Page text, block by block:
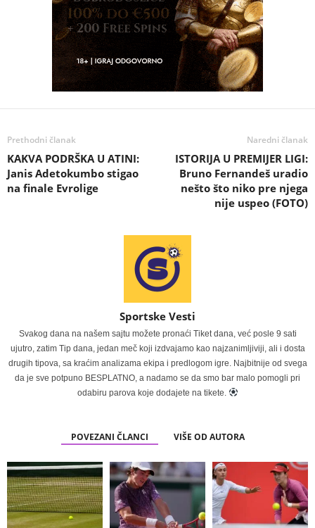
Prethodni članak
KAKVA PODRŠKA U ATINI:
Janis Adetokumbo stigao
na finale Evrolige
Naredni članak
ISTORIJA U PREMIJER LIGI:
Bruno Fernandeš uradio
nešto što niko pre njega
nije uspeo (FOTO)
Sportske Vesti
Svakog dana na našem sajtu možete pronaći Tiket dana, već posle 9 sati
ujutro, zatim Tip dana, jedan meč koji izdvajamo kao najzanimljiviji, ali i dosta
drugih tipova, sa kraćim analizama ekipa i predlogom igre. Najbitnije od svega
da je sve potpuno BESPLATNO, a nadamo se da smo bar malo pomogli pri
odabiru parova koje dodajete na tikete.
POVEZANI ČLANCI VIŠE OD AUTORA